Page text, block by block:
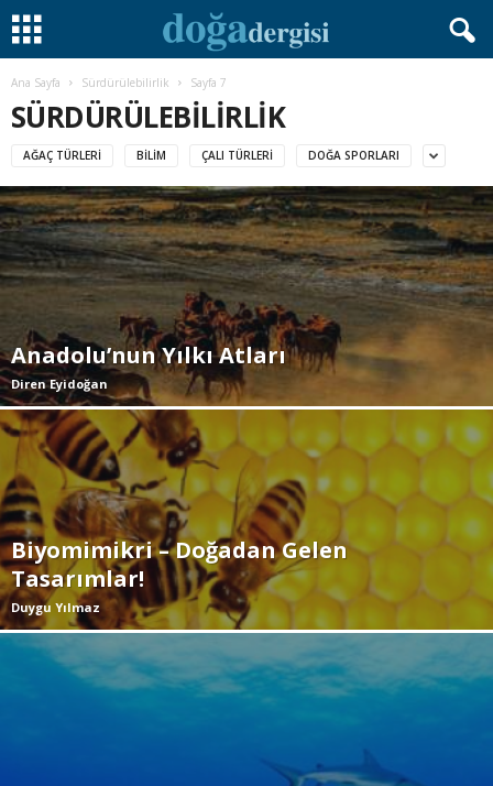
Ana Sayfa Sürdürülebilirlik Sayfa 7
SÜRDÜRÜLEBILIRLIK
AĞAÇ TÜRLERI BILIM ÇALI TÜRLERI DOĞA SPORLARI
Anadolu’nun Yılkı Atları
Diren Eyidoğan
Biyomimikri – Doğadan Gelen
Tasarımlar!
Duygu Yılmaz